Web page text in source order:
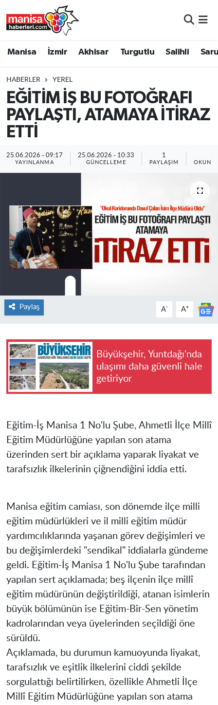
Manisa İzmir Akhisar Turgutlu Salihli
HABERLER YEREL
EĞİTİM İŞ BU FOTOĞRAFI
PAYLAŞTI, ATAMAYA İTİRAZ
ETTİ
25.06.2026 - 09:17
YAYINLANMA
25.06.2026 - 10:33
GÜNCELLEME
1
PAYLAŞIM
Paylaş A- A+
Büyükşehir, Yuntdağı'nda
ulaşımı daha güvenli hale
getiriyor
​Eğitim-İş Manisa 1 No'lu Şube, Ahmetli İlçe Millî
Eğitim Müdürlüğüne yapılan son atama
üzerinden sert bir açıklama yaparak liyakat ve
tarafsızlık ilkelerinin çiğnendiğini iddia etti.
​Manisa eğitim camiası, son dönemde ilçe milli
eğitim müdürlükleri ve il milli eğitim müdür
yardımcılıklarında yaşanan görev değişimleri ve
bu değişimlerdeki "sendikal" iddialarla gündeme
geldi. Eğitim-İş Manisa 1 No'lu Şube tarafından
yapılan sert açıklamada; beş ilçenin ilçe millî
eğitim müdürünün değiştirildiği, atanan isimlerin
büyük bölümünün ise Eğitim-Bir-Sen yönetim
kadrolarından veya üyelerinden seçildiği öne
sürüldü.
​Açıklamada, bu durumun kamuoyunda liyakat,
tarafsızlık ve eşitlik ilkelerini ciddi şekilde
sorgulattığı belirtilirken, özellikle Ahmetli İlçe
Millî Eğitim Müdürlüğüne yapılan son atama
Akhisar
Turgutlu
Salihli
Saruhanlı
Resmi İlanlar
Manisa Nöbetçi Eczaneler
Manisa Namaz Vakitleri
Manisa Trafik Yoğunluk Haritası
Süper Lig Puan Durumu ve Fikstür
Tüm Manşetler
Haber Arşivi